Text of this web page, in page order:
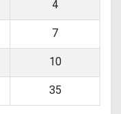
4
7
10
35